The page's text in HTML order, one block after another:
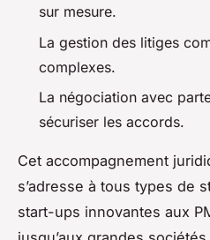
sur mesure.
La gestion des litiges
complexes.
La négociation avec
sécuriser les accords.
Cet accompagnement
s’adresse à tous types de
start-ups innovantes aux